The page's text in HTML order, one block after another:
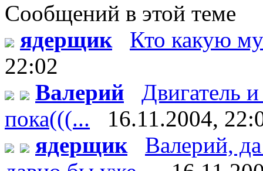
Сообщений в этой теме
ядерщик
Кто какую
22:02
Валерий
Двигатель
пока(((...
16.11.2004,
ядерщик
Валерий,